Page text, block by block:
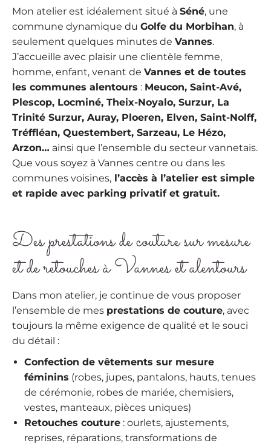
Mon atelier est idéalement situé à Séné, une
commune dynamique du Golfe du Morbihan, à
seulement quelques minutes de Vannes.
J’accueille avec plaisir une clientèle femme,
homme, enfant, venant de Vannes et de toutes
les communes alentours : Meucon, Saint-Avé,
Plescop, Locminé, Theix-Noyalo, Surzur, La
Trinité Surzur, Auray, Ploeren, Elven, Saint-Nolff,
Tréffléan, Questembert, Sarzeau, Le Hézo,
Arzon… ainsi que l’ensemble du secteur vannetais.
Que vous soyez à Vannes centre ou dans les
communes voisines, l’accès à l’atelier est simple
et rapide avec parking privatif et gratuit.
Des prestations de couture sur mesure
et de retouches à Vannes et alentours
Dans mon atelier, je continue de vous proposer
l’ensemble de mes prestations de couture, avec
toujours la même exigence de qualité et le souci
du détail :
Confection de vêtements sur mesure
féminins (robes, jupes, pantalons, hauts, tenues
de cérémonie, robes de mariée, chemisiers,
vestes, manteaux, pièces uniques)
Retouches couture : ourlets, ajustements,
reprises, réparations, transformations de